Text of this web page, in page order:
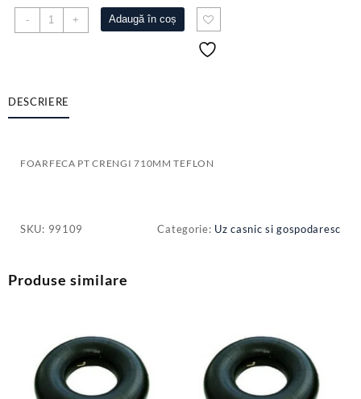
-
Cantitate
FOARFECA
TEFLON
+ Adaugă în coș
DESCRIERE
FOARFECA PT CRENGI 710MM TEFLON
SKU: 99109 Categorie: Uz casnic si gospodaresc
Produse similare